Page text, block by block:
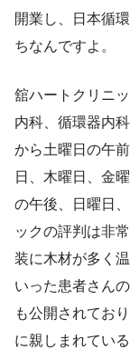
開業し、日本循
ちなんですよ。
舘ハートクリニ
内科、循環器内
から土曜日の午
日、木曜日、金
の午後、日曜日
ックの評判は非
装に木材が多く
いった患者さん
も公開されてお
に親しまれてい